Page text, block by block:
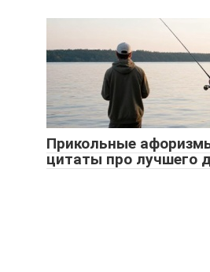
Прикольные
цитаты про лучшего